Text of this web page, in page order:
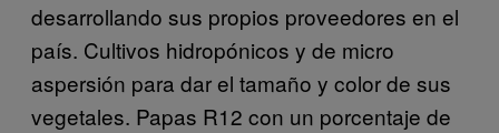
desarrollando sus propios proveedores en el
país. Cultivos hidropónicos y de micro
aspersión para dar el tamaño y color de sus
vegetales. Papas R12 con un porcentaje de